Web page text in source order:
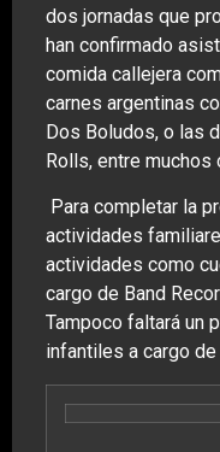
dos jornadas que
han confirmado
comida callejera
carnes argentinas
Dos Boludos, o las
Rolls, entre muchos
Para completar la
actividades
actividades como
cargo de Band
Tampoco faltará un
infantiles a cargo